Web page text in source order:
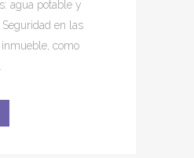
agua potable y
en las
como